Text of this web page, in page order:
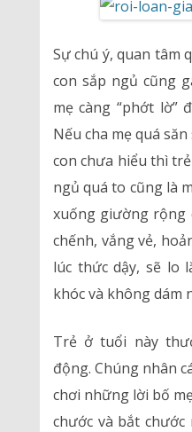
Sự chú ý, quan tâm
con sắp ngủ cũng
mẹ càng “phớt lờ”
Nếu cha mẹ quá
con chưa hiểu thì
ngủ quá to cũng là
xuống giường rộng
chếnh, vắng vẻ,
lúc thức dậy, sẽ lo
khóc và không dám
Trẻ ở tuổi này
động. Chúng nhân
chơi những lời bố
chước và bắt chước